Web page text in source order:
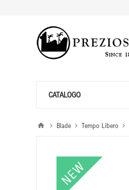
CATALOGO
Blade Tempo Libero